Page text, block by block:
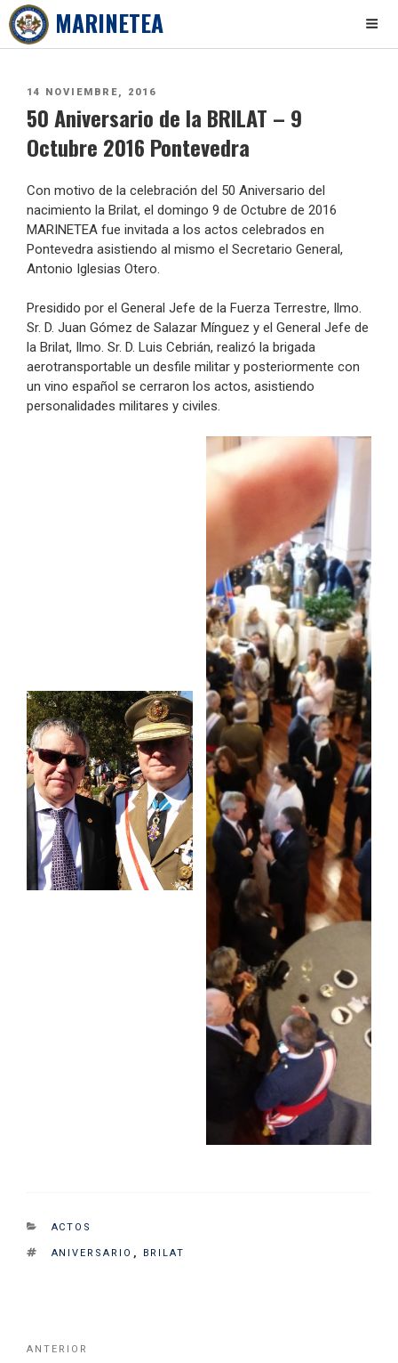
MARINETEA
PUBLICADO
14 NOVIEMBRE, 2016
50 Aniversario de la BRILAT – 9
Octubre 2016 Pontevedra
Con motivo de la celebración del 50 Aniversario del
nacimiento la Brilat, el domingo 9 de Octubre de 2016
MARINETEA fue invitada a los actos celebrados en
Pontevedra asistiendo al mismo el Secretario General,
Antonio Iglesias Otero.
Presidido por el General Jefe de la Fuerza Terrestre, Ilmo.
Sr. D. Juan Gómez de Salazar Mínguez y el General Jefe de
la Brilat, Ilmo. Sr. D. Luis Cebrián, realizó la brigada
aerotransportable un desfile militar y posteriormente con
un vino español se cerraron los actos, asistiendo
personalidades militares y civiles.
CATEGORIES
ACTOS
TAGS
ANIVERSARIO , BRILAT
Navegación
Noticia
ANTERIOR